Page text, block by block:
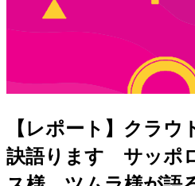
【レポート】クラ
訣語ります サッポ